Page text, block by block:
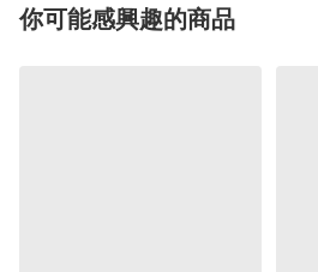
你可能感興趣的商品